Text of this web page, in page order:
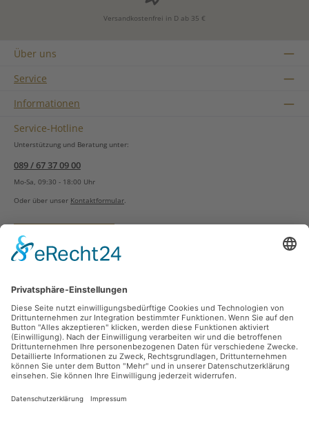
Versandkostenfrei in D ab 35 €
Über uns
Service
Informationen
Service-Hotline
Unterstützung und Beratung unter:
089 / 67 37 09 00
Mo-Sa, 09:30 - 18:00 Uhr
Oder über unser Kontaktformular.
Vertrag widerrufen
Zahlungsarten
Sicher Einkaufen
Ladengeschäft
Newsletter